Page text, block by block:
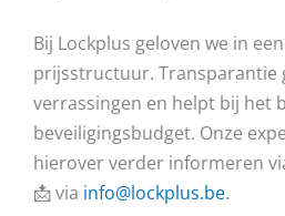
Bij Lockplus geloven we in
prijsstructuur. Transparantie
verrassingen en helpt bij het
beveiligingsbudget. Onze
hierover verder informeren
📩 via info@lockplus.be.